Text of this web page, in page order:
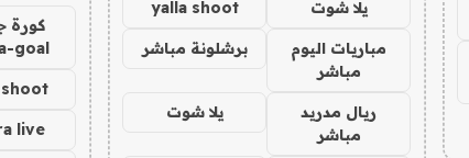
يلا شوت yalla shoot
مباريات اليوم
مباشر
برشلونة مباشر
ريال مدريد
مباشر
يلا شوت
كورة
goal
live